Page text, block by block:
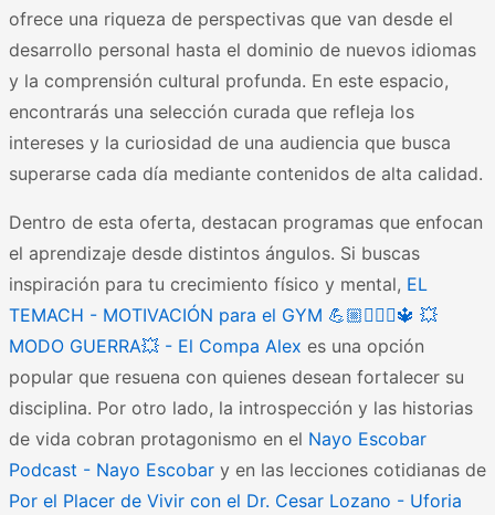
ofrece una riqueza de perspectivas que van desde el
desarrollo personal hasta el dominio de nuevos idiomas
y la comprensión cultural profunda. En este espacio,
encontrarás una selección curada que refleja los
intereses y la curiosidad de una audiencia que busca
superarse cada día mediante contenidos de alta calidad.
Dentro de esta oferta, destacan programas que enfocan
el aprendizaje desde distintos ángulos. Si buscas
inspiración para tu crecimiento físico y mental, EL
TEMACH - MOTIVACIÓN para el GYM 💪🏼🏋🏻‍♀🔱 💥
MODO GUERRA💥 - El Compa Alex es una opción
popular que resuena con quienes desean fortalecer su
disciplina. Por otro lado, la introspección y las historias
de vida cobran protagonismo en el Nayo Escobar
Podcast - Nayo Escobar y en las lecciones cotidianas de
Por el Placer de Vivir con el Dr. Cesar Lozano - Uforia